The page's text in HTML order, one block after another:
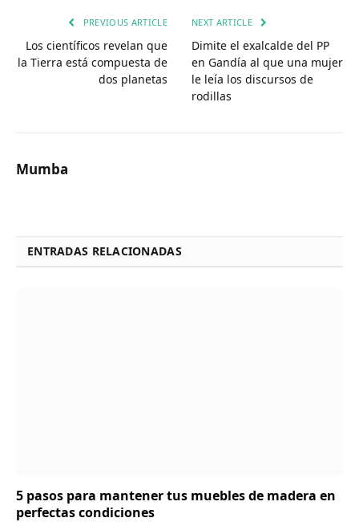
PREVIOUS ARTICLE
Los científicos revelan que
la Tierra está compuesta de
dos planetas
NEXT ARTICLE
Dimite el exalcalde del PP
en Gandía al que una mujer
le leía los discursos de
rodillas
Mumba
ENTRADAS RELACIONADAS
5 pasos para mantener tus muebles de madera en
perfectas condiciones